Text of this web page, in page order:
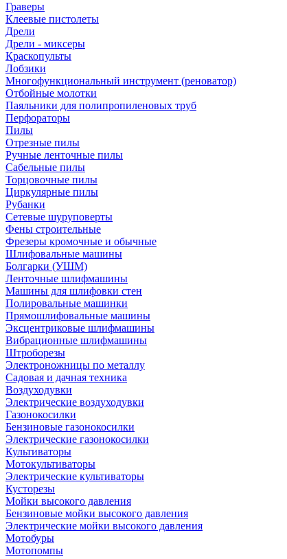
Граверы
Клеевые пистолеты
Дрели
Дрели - миксеры
Краскопульты
Лобзики
Многофункциональный инструмент (реноватор)
Отбойные молотки
Паяльники для полипропиленовых труб
Перфораторы
Пилы
Отрезные пилы
Ручные ленточные пилы
Сабельные пилы
Торцовочные пилы
Циркулярные пилы
Рубанки
Сетевые шуруповерты
Фены строительные
Фрезеры кромочные и обычные
Шлифовальные машины
Болгарки (УШМ)
Ленточные шлифмашины
Машины для шлифовки стен
Полировальные машинки
Прямошлифовальные машины
Эксцентриковые шлифмашины
Вибрационные шлифмашины
Штроборезы
Электроножницы по металлу
Садовая и дачная техника
Воздуходувки
Электрические воздуходувки
Газонокосилки
Бензиновые газонокосилки
Электрические газонокосилки
Культиваторы
Мотокультиваторы
Электрические культиваторы
Кусторезы
Мойки высокого давления
Бензиновые мойки высокого давления
Электрические мойки высокого давления
Мотобуры
Мотопомпы